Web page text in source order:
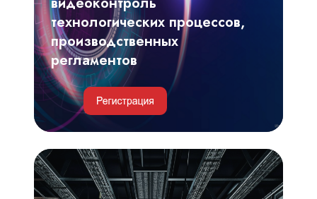
технологических процессов,
производственных
регламентов
Инженерные
и